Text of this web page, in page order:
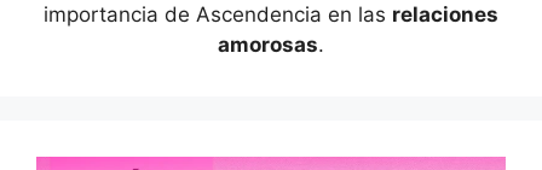
importancia de Ascendencia en las relaciones
amorosas.